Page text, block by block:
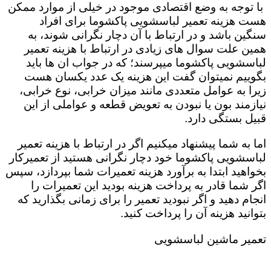
با توجه به وضع اقتصادی موجود در خیلی از موارد ممکن
هست هزینه تعمیر لباسشویی پاکشوما برای افراد
سنگین باشد و در ارتباط با آن دچار نگرانی شوند، به
همین علت سوال های زیادی در ارتباط با هزینه تعمیر
لباسشویی پاکشوما میپرسند؛ که در جواب ان ها باید
بگوییم نمیتوان گفت این هزینه یک عدد یکسان هست
زیرا به عوامل متعددی مانند میزان خرابی، نوع خرابی،
نیازمند بون یا نبودن به تعویض قطعه و عواملی از این
قبیل بستگی دارد.
اما به شما پیشنهاد میکنیم اگر در ارتباط با هزینه تعمیر
لباسشویی پاکشوما خود دچار نگرانی هستید از تعمیرکار
بخواهید ابتدا به برآورد هزینه تعمیرات شما بپردازد، سپس
اگر شما قادر به پرداخت هزینه بودید این تعمیرات را
انجام دهید و اگر نبودید تعمیر را برای زمانی بگذارید که
بتوانید هزینه آن را پرداخت کنید.
تعمیر ماشین لباسشویی